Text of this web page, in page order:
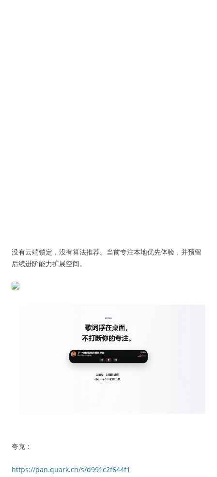
没有云端锁定，没有算法推荐。当前专注本地优先体验，并预留
后续进阶能力扩展空间。
夸克：
https://pan.quark.cn/s/d991c2f644f1